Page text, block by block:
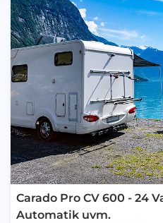
Carado Pro CV 600 - 24 Van mit Aufstelldach, TV,
Automatik uvm.